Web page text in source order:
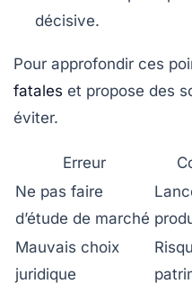
décisive.
Pour approfondir ces
fatales et propose des
éviter.
Erreur
Ne pas faire
d’étude de marché
Mauvais choix
juridique